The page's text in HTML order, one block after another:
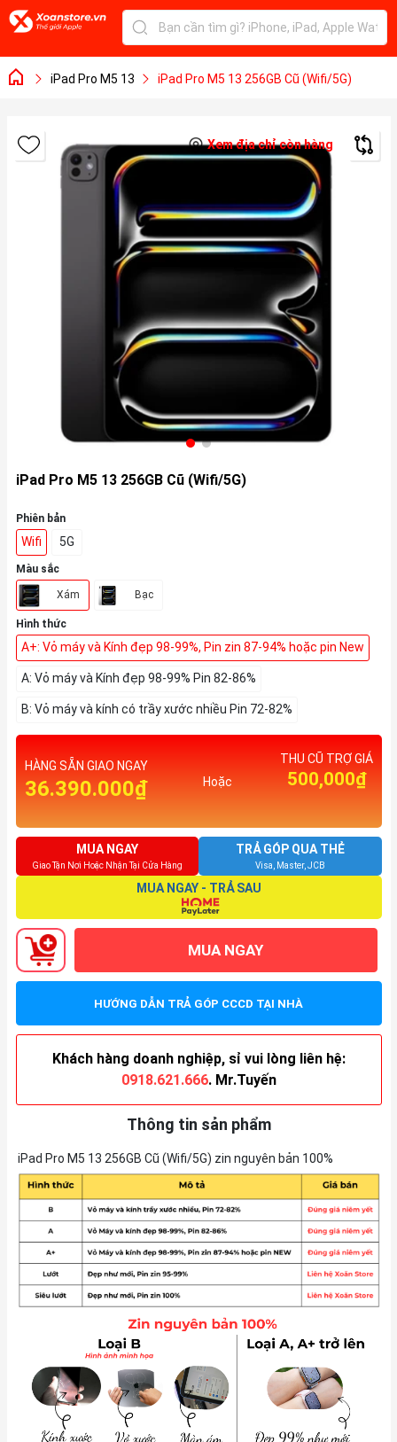
iPad Pro M5 13 iPad Pro M5 13 256GB Cũ (Wifi/5G)
Xem địa chỉ còn hàng
iPad Pro M5 13 256GB Cũ (Wifi/5G)
Phiên bản
Wifi 5G
Màu sắc
Xám Bạc
Hình thức
A+: Vỏ máy và Kính đẹp 98-99%, Pin zin 87-94% hoặc pin New
A: Vỏ máy và Kính đẹp 98-99% Pin 82-86%
B: Vỏ máy và kính có trầy xước nhiều Pin 72-82%
HÀNG SẴN GIAO NGAY
36.390.000₫ Hoặc
THU CŨ TRỢ GIÁ
500,000₫
MUA NGAY
Giao Tận Nơi Hoặc Nhận Tại Cửa Hàng
TRẢ GÓP QUA THẺ
Visa, Master, JCB
MUA NGAY - TRẢ SAU
MUA NGAY
HƯỚNG DẪN TRẢ GÓP CCCD TẠI NHÀ
Khách hàng doanh nghiệp, sỉ vui lòng liên hệ:
0918.621.666. Mr.Tuyến
Thông tin sản phẩm
iPad Pro M5 13 256GB Cũ (Wifi/5G) zin nguyên bản 100%